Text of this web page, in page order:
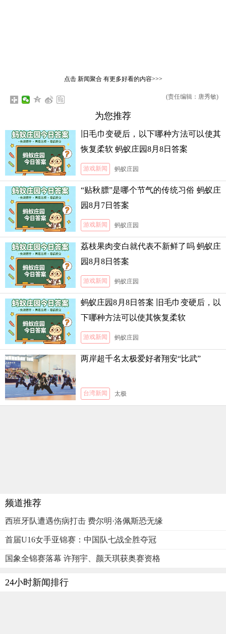
点击 新闻聚合有更多好看的内容>>>
(责任编辑：唐秀敏)
为您推荐
旧毛巾变硬后，以下哪种方法可以使其
恢复柔软 蚂蚁庄园8月8日答案
游戏新闻 蚂蚁庄园
“贴秋膘”是哪个节气的传统习俗 蚂蚁庄
园8月7日答案
游戏新闻 蚂蚁庄园
荔枝果肉变白就代表不新鲜了吗 蚂蚁庄
园8月8日答案
游戏新闻 蚂蚁庄园
蚂蚁庄园8月8日答案 旧毛巾变硬后，以
下哪种方法可以使其恢复柔软
游戏新闻 蚂蚁庄园
两岸超千名太极爱好者翔安“比武”
台湾新闻 太极
频道推荐
西班牙队遭遇伤病打击 费尔明·洛佩斯恐无缘
首届U16女手亚锦赛：中国队七战全胜夺冠
国象全锦赛落幕 许翔宇、颜天琪获奥赛资格
24小时新闻排行